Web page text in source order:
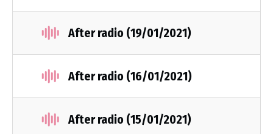
After radio (19/01/2021)
After radio (16/01/2021)
After radio (15/01/2021)